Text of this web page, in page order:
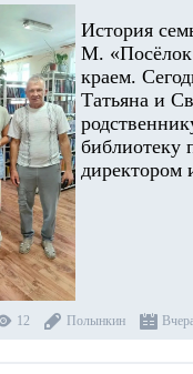
История
М. «Посёлок
краем.
Татьяна и
библиотеку
директором
12 Полынкин